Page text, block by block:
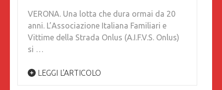
VERONA. Una lotta che dura ormai da 20
anni. L’Associazione Italiana Familiari e
Vittime della Strada Onlus (A.I.F.V.S. Onlus)
si …
LEGGI L'ARTICOLO